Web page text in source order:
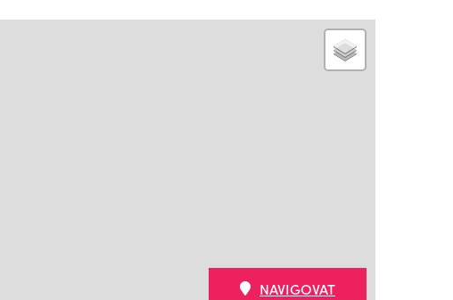
NAVIGOVAT